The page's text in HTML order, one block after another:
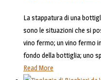
La stappatura di una
sono le situazioni che si
vino fermo; un vino fermo
fondo della bottiglia; uno
Read More